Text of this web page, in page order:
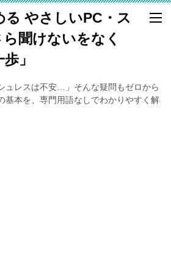
やさしいPC・ス
聞けないをなく
」
ュレスは不安…」そんな疑問もゼロから
基本を、専門用語なしでわかりやすく解